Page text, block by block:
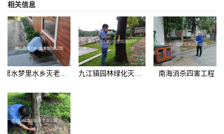
相关信息
南海消杀四害工程